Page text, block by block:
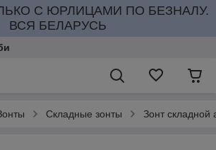
С ЮРЛИЦАМИ ПО БЕЗНАЛУ.
ВСЯ БЕЛАРУСЬ
Складные зонты Зонт складной